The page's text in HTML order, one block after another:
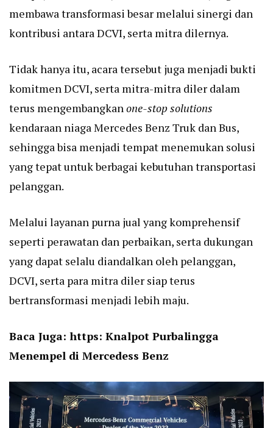
membawa transformasi besar melalui sinergi dan
kontribusi antara DCVI, serta mitra dilernya.
Tidak hanya itu, acara tersebut juga menjadi bukti
komitmen DCVI, serta mitra-mitra diler dalam
terus mengembangkanone-stop solutions
kendaraan niaga Mercedes Benz Truk dan Bus,
sehingga bisa menjadi tempat menemukan solusi
yang tepat untuk berbagai kebutuhan transportasi
pelanggan.
Melalui layanan purna jual yang komprehensif
seperti perawatan dan perbaikan, serta dukungan
yang dapat selalu diandalkan oleh pelanggan,
DCVI, serta para mitra diler siap terus
bertransformasi menjadi lebih maju.
Baca Juga: https: Knalpot Purbalingga
Menempel di Mercedess Benz